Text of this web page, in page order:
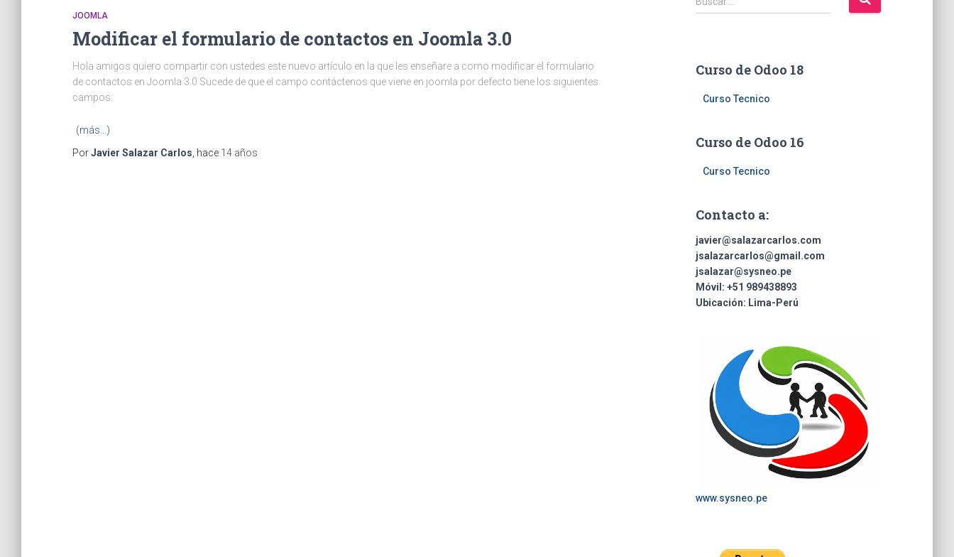
JOOMLA
Modificar el formulario de contactos en Joomla 3.0
Hola amigos quiero compartir con ustedes este nuevo artículo en la que les enseñare a como modificar el formulario
de contactos en Joomla 3.0 Sucede de que el campo contáctenos que viene en joomla por defecto tiene los siguientes
campos:
(más…)
PorJavier Salazar Carlos , hace 14 años
u
r
Curso de Odoo 18
Curso Tecnico
Curso de Odoo 16
Curso Tecnico
Contacto a:
javier@salazarcarlos.com
jsalazarcarlos@gmail.com
jsalazar@sysneo.pe
Móvil: +51 ​989438893
Ubicación: Lima-Perú
www.sysneo.pe